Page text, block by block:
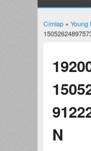
Címlap» Young
N